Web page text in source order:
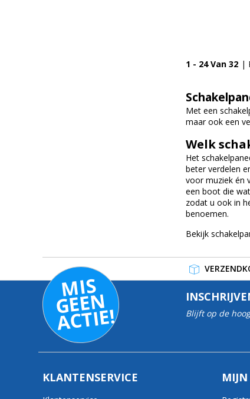
1 - 24 Van 32 |
Met een
maar ook een
Welk
Het
beter verdelen
voor muziek én
een boot die
zodat u ook in
benoemen.
Bekijk
MI
S
G
E
E
N
A
C
TI
E! Blijft op de
KLANTENSERVICE